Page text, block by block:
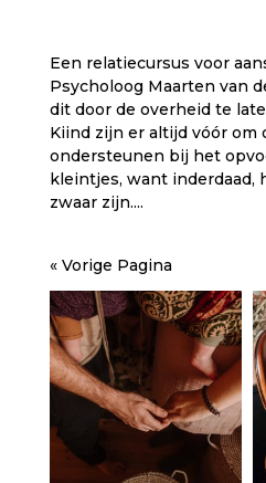
Een relatiecursus voor
Psycholoog Maarten van
dit door de overheid te
Kiind zijn er altijd vóór om
ondersteunen bij het
kleintjes, want inderdaad,
zwaar zijn....
« Vorige Pagina